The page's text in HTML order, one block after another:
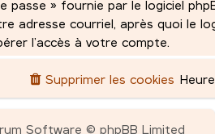
» fournie par le logiciel
adresse courriel, après quoi le
l’accès à votre compte.
Supprimer les cookies
Software © phpBB Limited